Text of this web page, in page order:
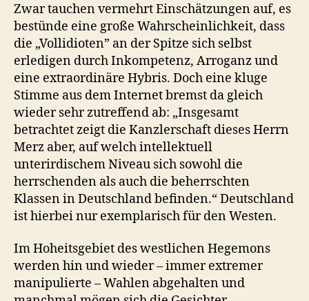
Zwar tauchen vermehrt Einschätzungen auf, es
bestünde eine große Wahrscheinlichkeit, dass
die „Vollidioten” an der Spitze sich selbst
erledigen durch Inkompetenz, Arroganz und
eine extraordinäre Hybris. Doch eine kluge
Stimme aus dem Internet bremst da gleich
wieder sehr zutreffend ab: „Insgesamt
betrachtet zeigt die Kanzlerschaft dieses Herrn
Merz aber, auf welch intellektuell
unterirdischem Niveau sich sowohl die
herrschenden als auch die beherrschten
Klassen in Deutschland befinden.“ Deutschland
ist hierbei nur exemplarisch für den Westen.
Im Hoheitsgebiet des westlichen Hegemons
werden hin und wieder – immer extremer
manipulierte – Wahlen abgehalten und